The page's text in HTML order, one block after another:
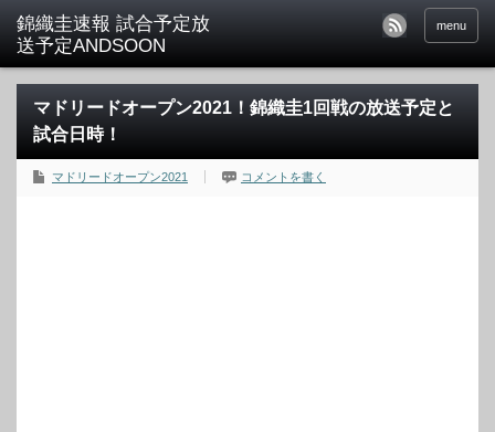
menu
マドリードオープン2021！錦織圭1回戦の放送予定と
試合日時！
マドリードオープン2021 コメントを書く